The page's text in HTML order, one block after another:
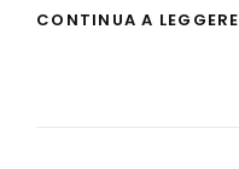
CONTINUA A LEGGERE